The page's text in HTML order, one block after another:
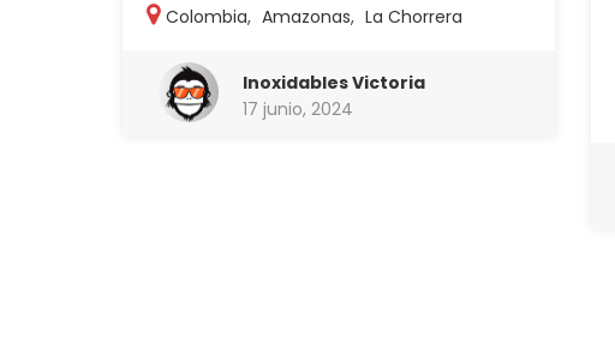
Colombia, Amazonas, La Chorrera
Inoxidables Victoria
17 junio, 2024